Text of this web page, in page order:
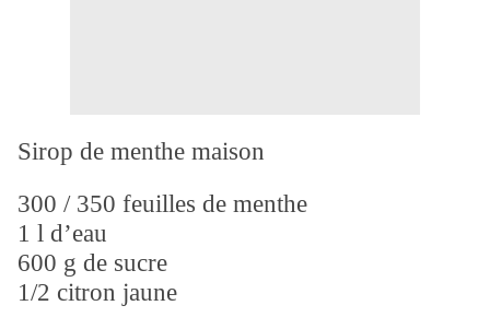
Sirop de menthe maison
300 / 350 feuilles de menthe
1 l d’eau
600 g de sucre
1/2 citron jaune